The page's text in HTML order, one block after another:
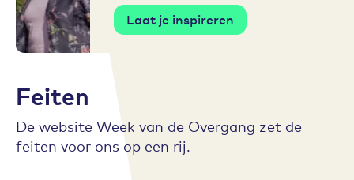
Laat je inspireren
Feiten
De website Week van de Overgang zet de
feiten voor ons op een rij.